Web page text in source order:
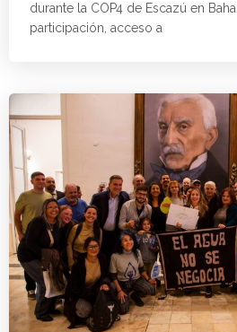
durante la COP4 de Escazú en
participación, acceso a